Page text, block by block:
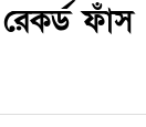
ফাঁস